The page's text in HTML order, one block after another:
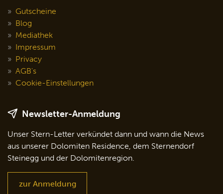
Gutscheine
Blog
Mediathek
Impressum
Privacy
AGB's
Cookie-Einstellungen
Newsletter-Anmeldung
Unser Stern-Letter verkündet dann und wann die News
aus unserer Dolomiten Residence, dem Sternendorf
Steinegg und der Dolomitenregion.
zur Anmeldung